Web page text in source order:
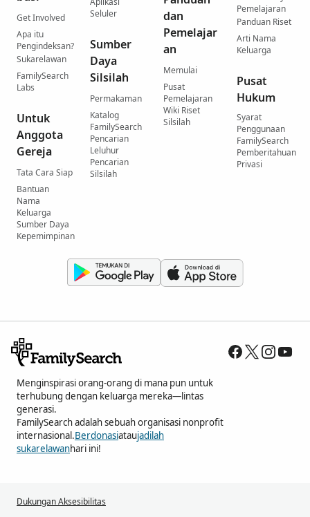
Get Involved
Apa itu
Pengindeksan?
Sukarelawan
FamilySearch
Labs
Untuk
Anggota
Gereja
Tata Cara Siap
Bantuan
Nama
Keluarga
Sumber Daya
Kepemimpinan
Seluler
Sumber
Daya
Silsilah
Permakaman
Katalog
FamilySearch
Pencarian
Leluhur
Pencarian
Silsilah
dan
Pemelajar
an
Memulai
Pusat
Pemelajaran
Wiki Riset
Silsilah
Pemelajaran
Panduan Riset
Arti Nama
Keluarga
Pusat
Hukum
Syarat
Penggunaan
FamilySearch
Pemberitahuan
Privasi
Menginspirasi orang-orang di mana pun untuk
terhubung dengan keluarga mereka—lintas
generasi.
FamilySearch adalah sebuah organisasi nonprofit
internasional.Berdonasiataujadilah
sukarelawanhari ini!
Dukungan Aksesibilitas